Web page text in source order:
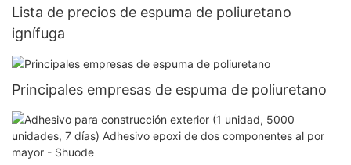
Lista de precios de espuma de poliuretano
ignífuga
Principales empresas de espuma de poliuretano